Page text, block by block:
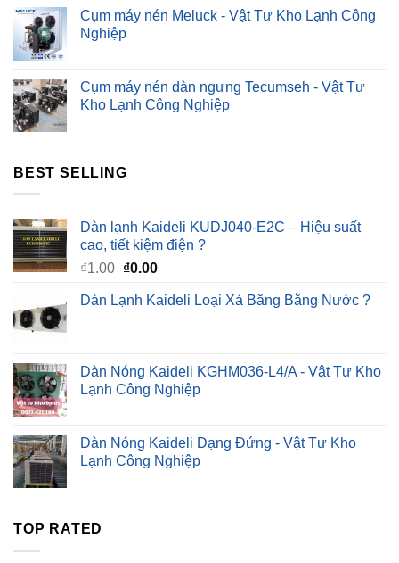
Cụm máy nén Meluck - Vật Tư Kho Lạnh Công
Nghiệp
Cụm máy nén dàn ngưng Tecumseh - Vật Tư
Kho Lạnh Công Nghiệp
BEST SELLING
Dàn lạnh Kaideli KUDJ040-E2C – Hiệu suất
cao, tiết kiệm điện ?
₫1.00 Giá
là:
₫0.00Giá
tại
Dàn Lạnh Kaideli Loại Xả Băng Bằng Nước ?
Dàn Nóng Kaideli KGHM036-L4/A - Vật Tư Kho
Lạnh Công Nghiệp
Dàn Nóng Kaideli Dạng Đứng - Vật Tư Kho
Lạnh Công Nghiệp
TOP RATED